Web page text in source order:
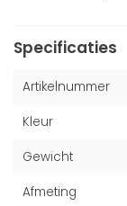
Specificaties
Artikelnummer
Kleur
Gewicht
Afmeting